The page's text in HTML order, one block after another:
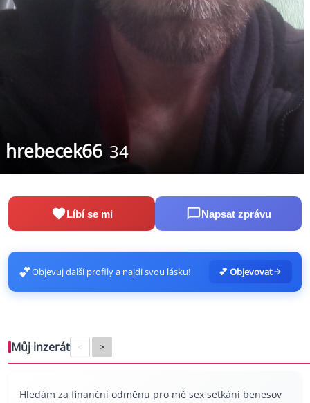
hrebecek66 34
Líbí se mi Napsat zprávu
💕Objevuj další profily a najdi svou lásku! 💕 Objevovat
Můj inzerát < >
Hledám za finanční odměnu pro mě sex setkání benesov